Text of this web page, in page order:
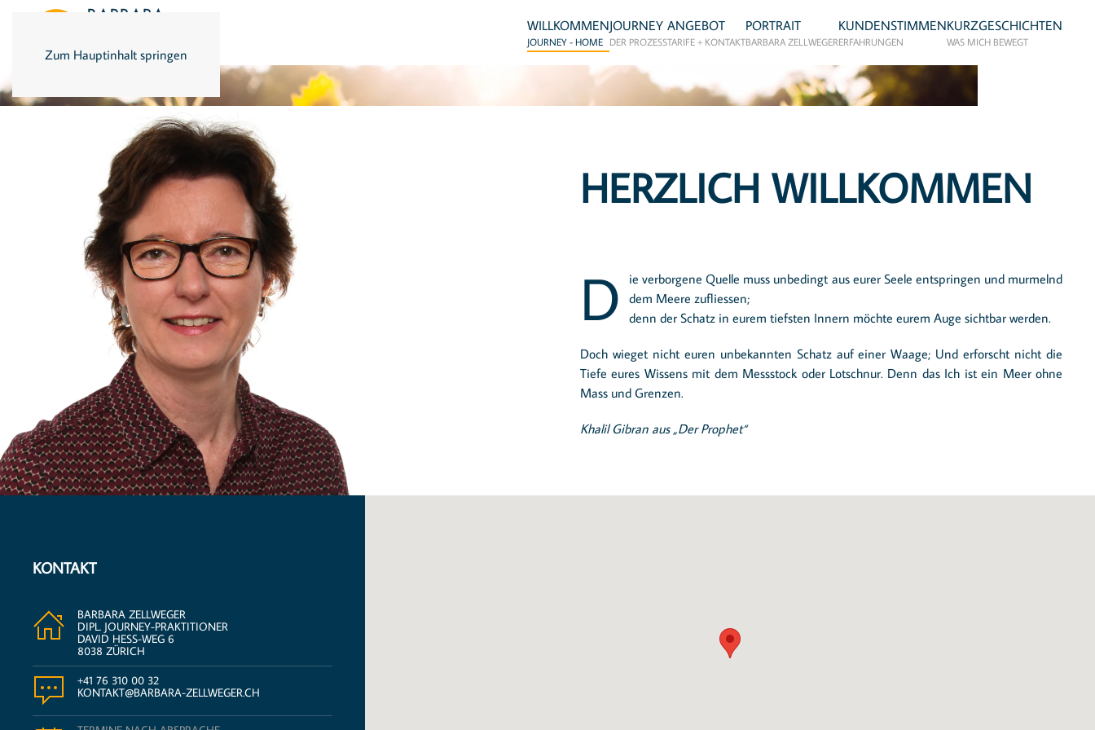
Zum Hauptinhalt springen
WILLKOMMEN
JOURNEY - HOME
JOURNEY
DER PROZESS
ANGEBOT
TARIFE + KONTAKT
PORTRAIT
BARBARA ZELLWEGER
KUNDENSTIMMEN
ERFAHRUNGEN
KURZGESCHICHTEN
WAS MICH BEWEGT
HERZLICH WILLKOMMEN
D
ie verborgene Quelle muss unbedingt aus eurer Seele entspringen und murmelnd
dem Meere zufliessen;
denn der Schatz in eurem tiefsten Innern möchte eurem Auge sichtbar werden.
Doch wieget nicht euren unbekannten Schatz auf einer Waage; Und erforscht nicht die
Tiefe eures Wissens mit dem Messstock oder Lotschnur. Denn das Ich ist ein Meer ohne
Mass und Grenzen.
Khalil Gibran aus „Der Prophet“
KONTAKT
BARBARA ZELLWEGER
DIPL. JOURNEY-PRAKTITIONER
DAVID HESS-WEG 6
8038 ZÜRICH
+41 76 310 00 32
KONTAKT@BARBARA-ZELLWEGER.CH